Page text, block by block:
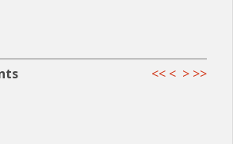
<< < > >>